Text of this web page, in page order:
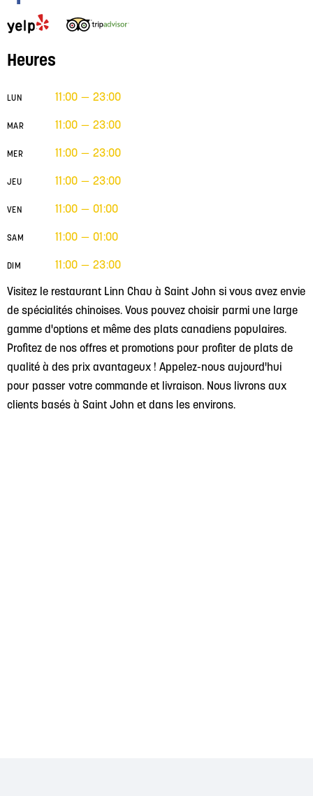
Visitez le restaurant Linn Chau à Saint John si vous avez envie
de spécialités chinoises. Vous pouvez choisir parmi une large
gamme d'options et même des plats canadiens populaires.
Profitez de nos offres et promotions pour profiter de plats de
qualité à des prix avantageux ! Appelez-nous aujourd'hui
pour passer votre commande et livraison. Nous livrons aux
clients basés à Saint John et dans les environs.
Heures
LUN 11:00 — 23:00
MAR 11:00 — 23:00
MER 11:00 — 23:00
JEU 11:00 — 23:00
VEN 11:00 — 01:00
SAM 11:00 — 01:00
DIM 11:00 — 23:00